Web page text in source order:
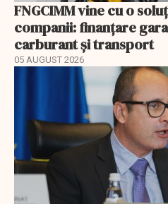
FNGCIMM vine cu o
companii: finanțare
carburant și transport
05 AUGUST 2026